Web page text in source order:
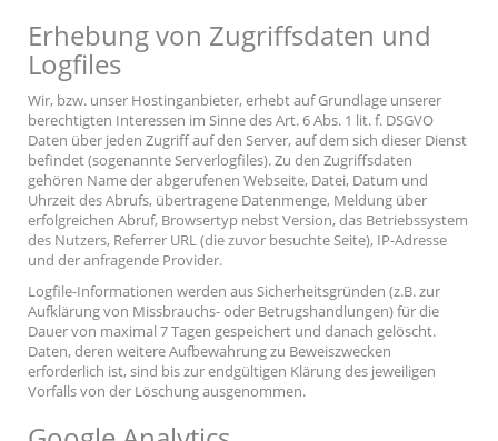
Erhebung von Zugriffsdaten und
Logfiles
Wir, bzw. unser Hostinganbieter, erhebt auf Grundlage unserer
berechtigten Interessen im Sinne des Art. 6 Abs. 1 lit. f. DSGVO
Daten über jeden Zugriff auf den Server, auf dem sich dieser Dienst
befindet (sogenannte Serverlogfiles). Zu den Zugriffsdaten
gehören Name der abgerufenen Webseite, Datei, Datum und
Uhrzeit des Abrufs, übertragene Datenmenge, Meldung über
erfolgreichen Abruf, Browsertyp nebst Version, das Betriebssystem
des Nutzers, Referrer URL (die zuvor besuchte Seite), IP-Adresse
und der anfragende Provider.
Logfile-Informationen werden aus Sicherheitsgründen (z.B. zur
Aufklärung von Missbrauchs- oder Betrugshandlungen) für die
Dauer von maximal 7 Tagen gespeichert und danach gelöscht.
Daten, deren weitere Aufbewahrung zu Beweiszwecken
erforderlich ist, sind bis zur endgültigen Klärung des jeweiligen
Vorfalls von der Löschung ausgenommen.